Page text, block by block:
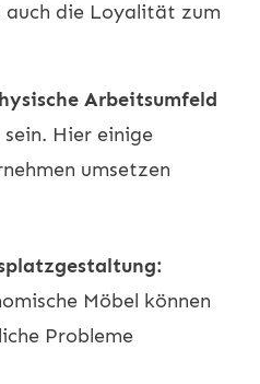
auch die Loyalität zum
Arbeitsumfeld
Hier einige
umsetzen
Möbel können
Probleme